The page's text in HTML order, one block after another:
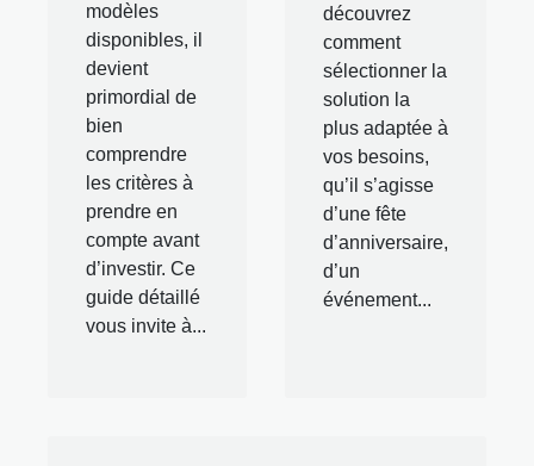
modèles
disponibles, il
devient
primordial de
bien
comprendre
les critères à
prendre en
compte avant
d’investir. Ce
guide détaillé
vous invite à...
découvrez
comment
sélectionner la
solution la
plus adaptée à
vos besoins,
qu’il s’agisse
d’une fête
d’anniversaire,
d’un
événement...